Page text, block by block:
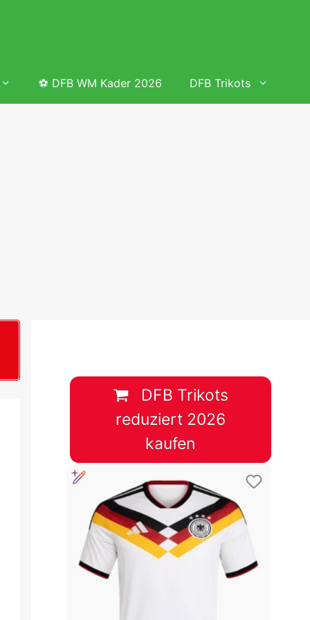
&
&
Tabelle
⚽ DFB WM Kader 2026 DFB Trikots
DFB Trikots
reduziert 2026
kaufen